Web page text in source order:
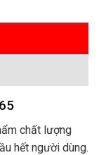
chất lượng
hết người dùng.